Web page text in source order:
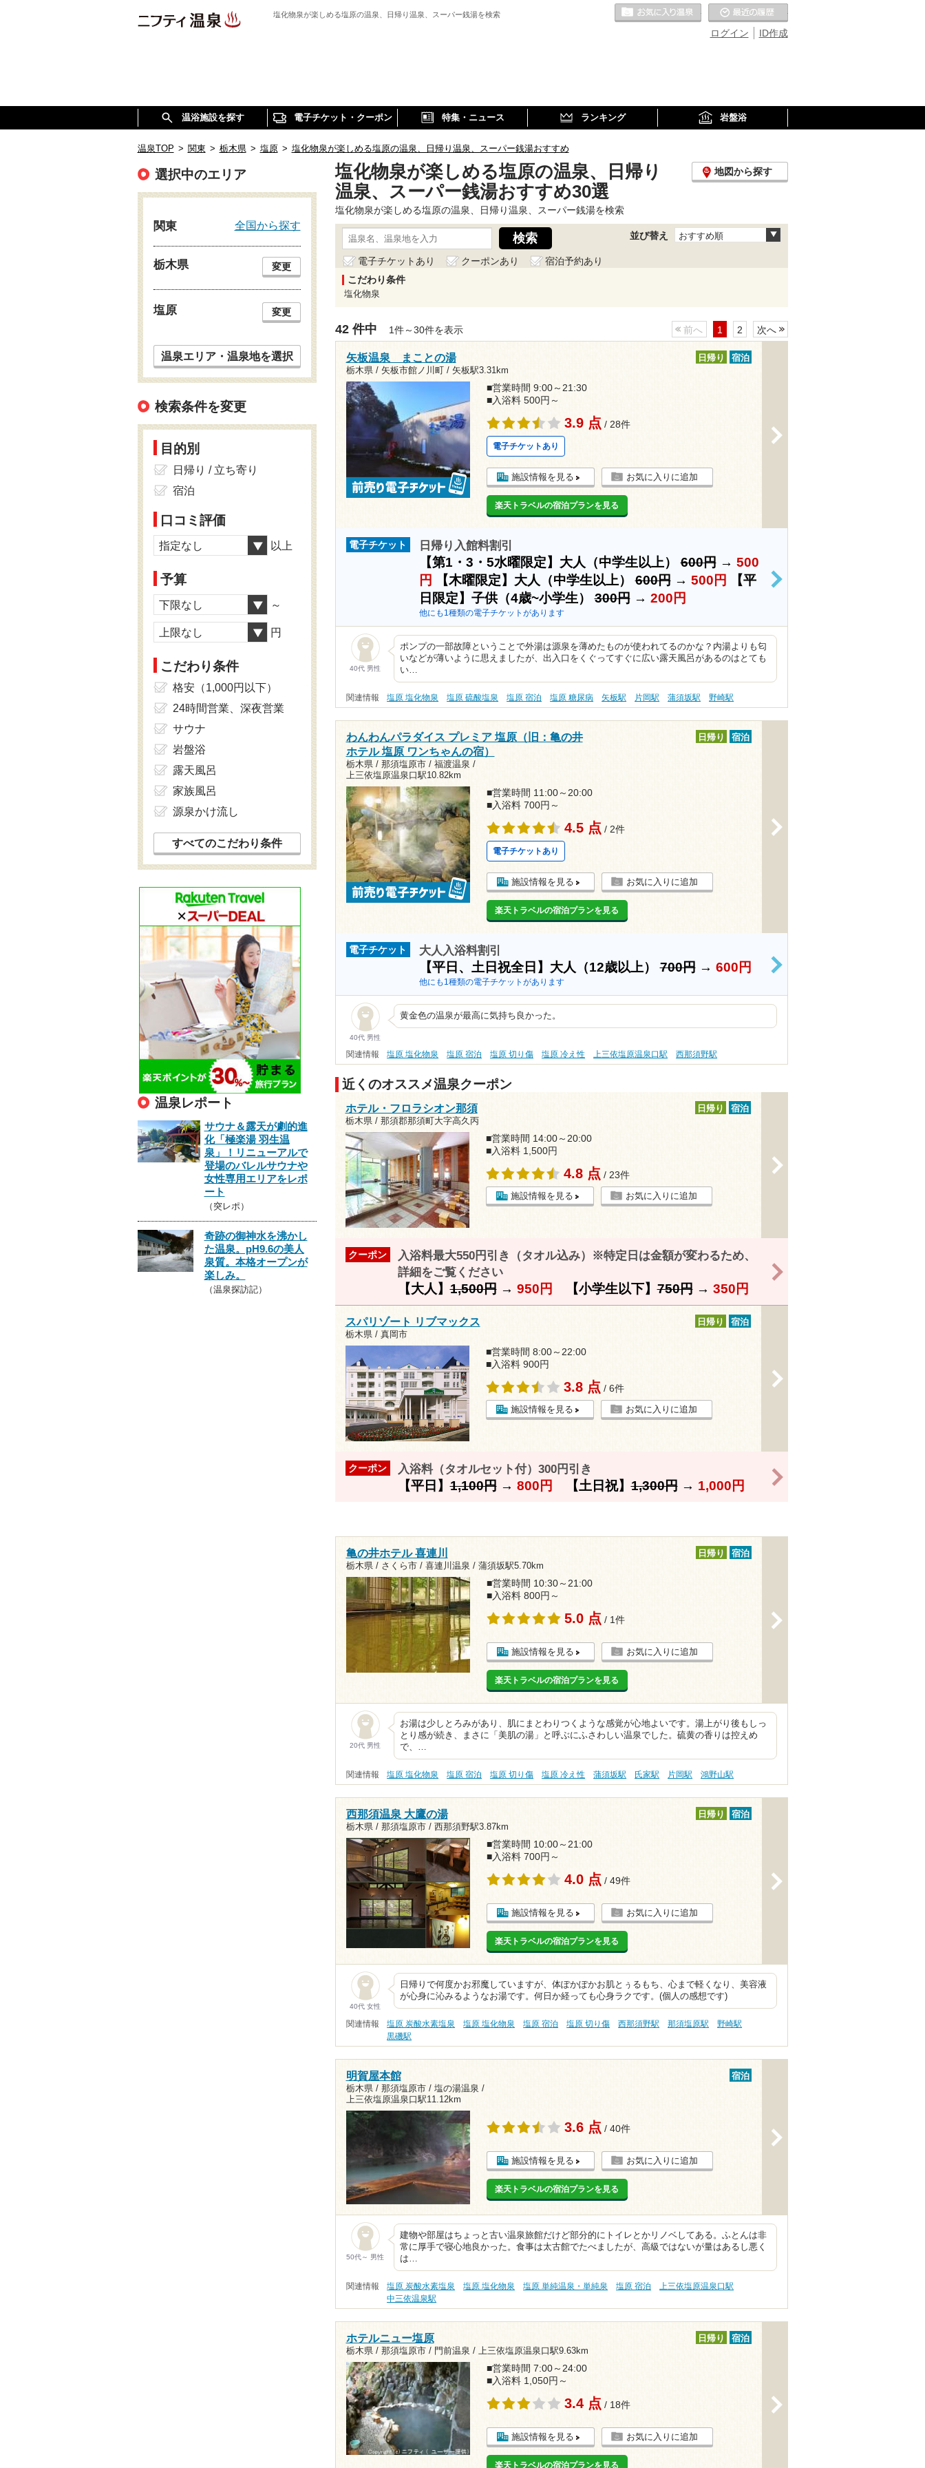
塩化物泉が楽しめる塩原の温泉、日帰り温泉、スーパー銭湯を検索
ID作成
ログイン
お気に入りの温泉
温浴施設を探す 電子チケット・クーポン 特集・ニュース ランキング 岩盤浴
温泉TOP > 関東 > 栃木県 > 塩原 > 塩化物泉が楽しめる塩原の温泉、日帰り温泉、スーパー銭湯おすすめ
塩化物泉が楽しめる塩原の温泉、日帰り
温泉、スーパー銭湯おすすめ30選
地図から探す
塩化物泉が楽しめる塩原の温泉、日帰り温泉、スーパー銭湯を検索
並び替え おすすめ順
電子チケットあり クーポンあり
宿泊予約あり
こだわり条件
塩化物泉
42 件中 1件～30件を表示 前へ 1 2 次へ
矢板温泉 まことの湯
栃木県 / 矢板市館ノ川町 / 矢板駅3.31km
日帰り 宿泊
■営業時間 9:00～21:30
■入浴料 500円～
3.9 点 / 28件
電子チケットあり
施設情報を見る お気に入りに追加
楽天トラベルの宿泊プランを見る
電子チケット 日帰り入館料割引
【第1・3・5水曜限定】大人（中学生以上）600円→ 500
円
【木曜限定】大人（中学生以上）600円→ 500円
【平
日限定】子供（4歳~小学生）300円→ 200円
他にも1種類の電子チケットがあります
>
40代 男性
ポンプの一部故障ということで外湯は源泉を薄めたものが使われてるのかな？内湯よりも匂
いなどが薄いように思えましたが、出入口をくぐってすぐに広い露天風呂があるのはとても
い…
関連情報 塩原 塩化物泉 塩原 硫酸塩泉 塩原 宿泊 塩原 糖尿病 矢板駅 片岡駅 蒲須坂駅 野崎駅
わんわんパラダイス プレミア 塩原（旧：亀の井
ホテル 塩原 ワンちゃんの宿）
栃木県 / 那須塩原市 / 福渡温泉 /
上三依塩原温泉口駅10.82km
日帰り 宿泊
■営業時間 11:00～20:00
■入浴料 700円～
4.5 点 / 2件
電子チケットあり
施設情報を見る お気に入りに追加
楽天トラベルの宿泊プランを見る
電子チケット 大人入浴料割引
【平日、土日祝全日】大人（12歳以上）700円→ 600円
他にも1種類の電子チケットがあります
>
40代 男性
黄金色の温泉が最高に気持ち良かった。
関連情報 塩原 塩化物泉 塩原 宿泊 塩原 切り傷 塩原 冷え性 上三依塩原温泉口駅 西那須野駅
近くのオススメ温泉クーポン
ホテル・フロラシオン那須
栃木県 / 那須郡那須町大字高久丙
日帰り 宿泊
■営業時間 14:00～20:00
■入浴料 1,500円
4.8 点 / 23件
施設情報を見る お気に入りに追加
クーポン
入浴料最大550円引き（タオル込み）※特定日は金額が変わるため、
詳細をご覧ください
【大人】1,500円→ 950円 【小学生以下】750円→ 350円
スパリゾート リブマックス
栃木県 / 真岡市
日帰り 宿泊
■営業時間 8:00～22:00
■入浴料 900円
3.8 点 / 6件
施設情報を見る お気に入りに追加
クーポン 入浴料（タオルセット付）300円引き
【平日】1,100円→ 800円 【土日祝】1,300円→ 1,000円
亀の井ホテル 喜連川
栃木県 / さくら市 / 喜連川温泉 / 蒲須坂駅5.70km
日帰り 宿泊
■営業時間 10:30～21:00
■入浴料 800円～
5.0 点 / 1件
施設情報を見る お気に入りに追加
楽天トラベルの宿泊プランを見る
20代 男性
お湯は少しとろみがあり、肌にまとわりつくような感覚が心地よいです。湯上がり後もしっ
とり感が続き、まさに「美肌の湯」と呼ぶにふさわしい温泉でした。硫黄の香りは控えめ
で、…
関連情報 塩原 塩化物泉 塩原 宿泊 塩原 切り傷 塩原 冷え性 蒲須坂駅 氏家駅 片岡駅 鴻野山駅
西那須温泉 大鷹の湯
栃木県 / 那須塩原市 / 西那須野駅3.87km
日帰り 宿泊
■営業時間 10:00～21:00
■入浴料 700円～
4.0 点 / 49件
施設情報を見る お気に入りに追加
楽天トラベルの宿泊プランを見る
40代 女性
日帰りで何度かお邪魔していますが、体ぽかぽかお肌とぅるもち、心まで軽くなり、美容液
が心身に沁みるようなお湯です。何日か経っても心身ラクです。(個人の感想です)
関連情報 塩原 炭酸水素塩泉 塩原 塩化物泉 塩原 宿泊 塩原 切り傷 西那須野駅 那須塩原駅
野崎駅
黒磯駅
明賀屋本館
栃木県 / 那須塩原市 / 塩の湯温泉 /
上三依塩原温泉口駅11.12km
宿泊
3.6 点 / 40件
施設情報を見る お気に入りに追加
楽天トラベルの宿泊プランを見る
50代～ 男性
建物や部屋はちょっと古い温泉旅館だけど部分的にトイレとかリノベしてある。ふとんは非
常に厚手で寝心地良かった。食事は太古館でたべましたが、高級ではないが量はあるし悪く
は…
関連情報 塩原 炭酸水素塩泉 塩原 塩化物泉 塩原 単純温泉・単純泉 塩原 宿泊
上三依塩原温泉口駅
中三依温泉駅
ホテルニュー塩原
栃木県 / 那須塩原市 / 門前温泉 / 上三依塩原温泉口駅9.63km
日帰り 宿泊
■営業時間 7:00～24:00
■入浴料 1,050円～
3.4 点 / 18件
施設情報を見る お気に入りに追加
楽天トラベルの宿泊プランを見る
選択中のエリア
関東 全国から探す
栃木県 変更
塩原 変更
温泉エリア・温泉地を選択
検索条件を変更
目的別
日帰り / 立ち寄り
宿泊
口コミ評価
指定なし 以上
予算
下限なし ～
上限なし 円
こだわり条件
格安（1,000円以下）
24時間営業、深夜営業
サウナ
岩盤浴
露天風呂
家族風呂
源泉かけ流し
すべてのこだわり条件
温泉レポート
サウナ＆露天が劇的進
化「極楽湯 羽生温
泉」！リニューアルで
登場のバレルサウナや
女性専用エリアをレポ
ート
（突レポ）
奇跡の御神水を沸かし
た温泉。pH9.6の美人
泉質。本格オープンが
楽しみ。
（温泉探訪記）